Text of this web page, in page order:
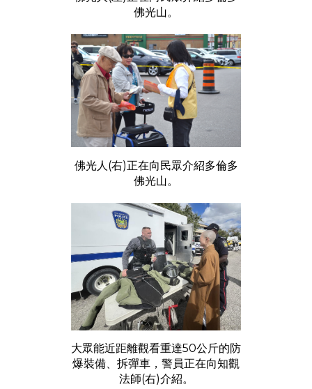
佛光山。
佛光人(右)正在向民眾介紹多倫多
佛光山。
大眾能近距離觀看重達50公斤的防
爆裝備、拆彈車，警員正在向知觀
法師(右)介紹。